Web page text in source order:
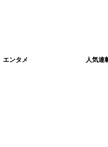
エンタメ 人気連